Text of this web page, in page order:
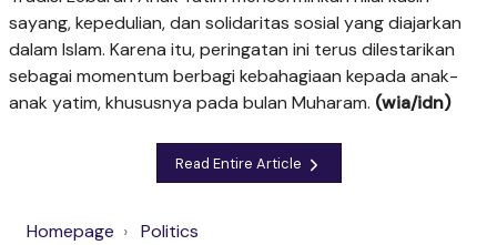
sayang, kepedulian, dan solidaritas sosial yang diajarkan
dalam Islam. Karena itu, peringatan ini terus dilestarikan
sebagai momentum berbagi kebahagiaan kepada anak-
anak yatim, khususnya pada bulan Muharam. (wia/idn)
Read Entire Article
Homepage
Politics